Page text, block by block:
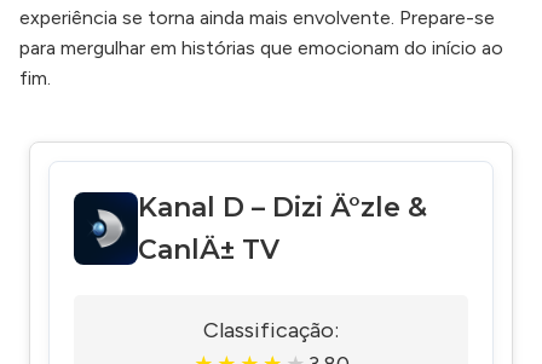
experiência se torna ainda mais envolvente. Prepare-se
para mergulhar em histórias que emocionam do início ao
fim.
Kanal D – Dizi Ä°zle &
CanlÄ± TV
Classificação: